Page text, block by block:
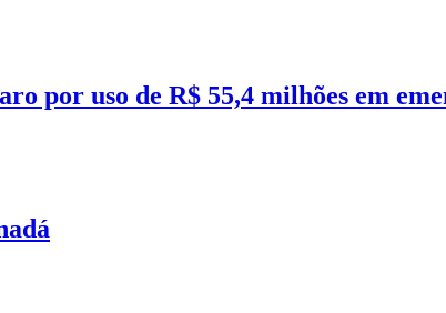
por uso de R$ 55,4 milhões em